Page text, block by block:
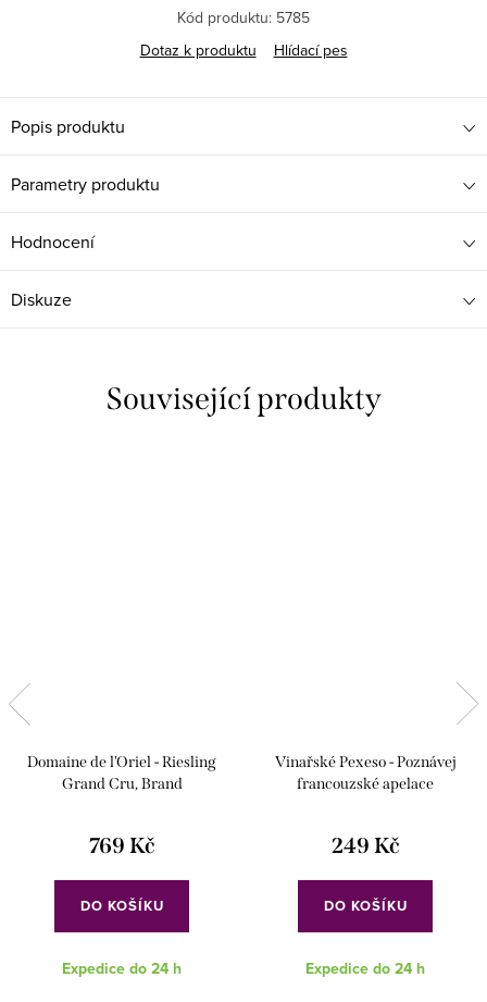
Kód produktu: 5785
Dotaz k produktu
Hlídací pes
Popis produktu
Parametry produktu
Hodnocení
Diskuze
Související produkty
Domaine de l'Oriel - Riesling
Grand Cru, Brand
769 Kč
DO KOŠÍKU
Expedice do 24 h
Vinařské Pexeso - Poznávej
francouzské apelace
249 Kč
DO KOŠÍKU
Expedice do 24 h